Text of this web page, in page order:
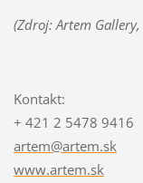
(Zdroj:Artem Gallery,
Kontakt:
+ 421 2 5478 9416
artem@artem.sk
www.artem.sk